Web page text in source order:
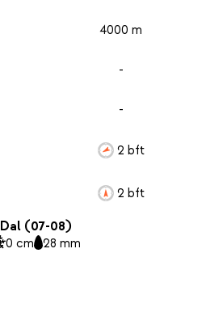
4000 m
-
-
2 bft
2 bft
Dal (07-08)
0 cm 28 mm